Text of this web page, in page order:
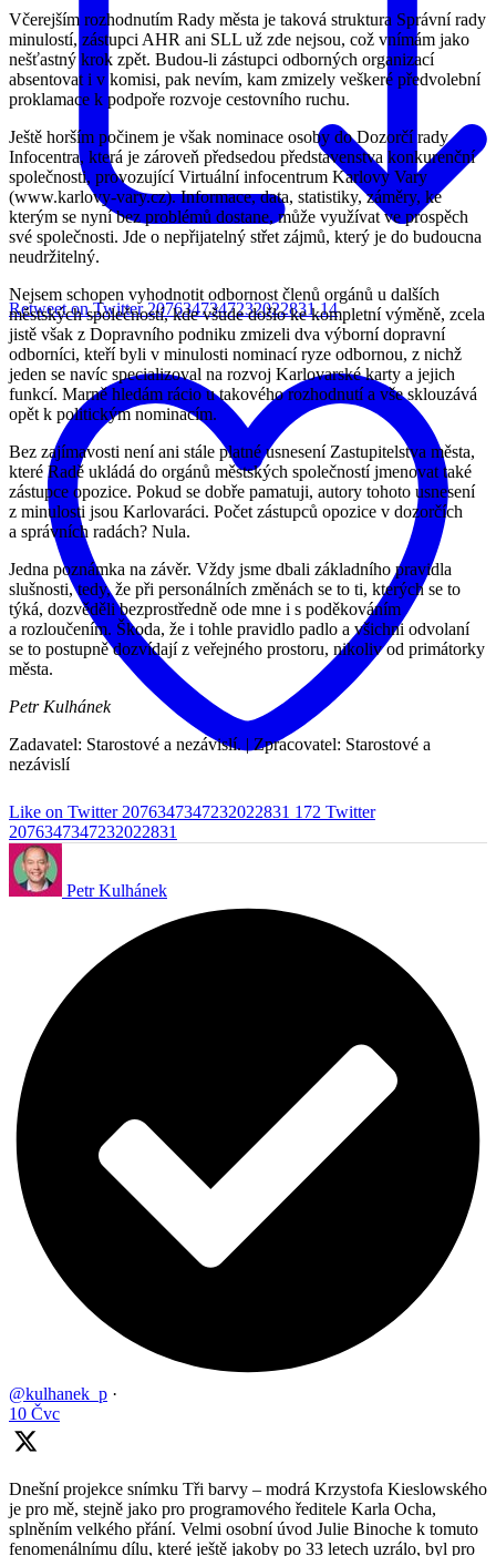
Retweet on Twitter 2076347347232022831 14
Like on Twitter 2076347347232022831 172 Twitter
2076347347232022831
Petr Kulhánek
@kulhanek_p ·
10 Čvc
Dnešní projekce snímku Tři barvy – modrá Krzystofa Kieslowského
je pro mě, stejně jako pro programového ředitele Karla Ocha,
splněním velkého přání. Velmi osobní úvod Julie Binoche k tomuto
fenomenálnímu dílu, které ještě jakoby po 33 letech uzrálo, byl pro
Včerejším rozhodnutím Rady města je taková struktura Správní rady
minulostí, zástupci AHR ani SLL už zde nejsou, což vnímám jako
nešťastný krok zpět. Budou-li zástupci odborných organizací
absentovat i v komisi, pak nevím, kam zmizely veškeré předvolební
proklamace k podpoře rozvoje cestovního ruchu.
Ještě horším počinem je však nominace osoby do Dozorčí rady
Infocentra, která je zároveň předsedou představenstva konkurenční
společnosti, provozující Virtuální infocentrum Karlovy Vary
(www.karlovy-vary.cz). Informace, data, statistiky, záměry, ke
kterým se nyní bez problémů dostane, může využívat ve prospěch
své společnosti. Jde o nepřijatelný střet zájmů, který je do budoucna
neudržitelný.
Nejsem schopen vyhodnotit odbornost členů orgánů u dalších
městských společností, kde všude došlo ke kompletní výměně, zcela
jistě však z Dopravního podniku zmizeli dva výborní dopravní
odborníci, kteří byli v minulosti nominací ryze odbornou, z nichž
jeden se navíc specializoval na rozvoj Karlovarské karty a jejich
funkcí. Marně hledám rácio u takového rozhodnutí a vše sklouzává
opět k politickým nominacím.
Bez zajímavosti není ani stále platné usnesení Zastupitelstva města,
které Radě ukládá do orgánů městských společností jmenovat také
zástupce opozice. Pokud se dobře pamatuji, autory tohoto usnesení
z minulosti jsou Karlovaráci. Počet zástupců opozice v dozorčích
a správních radách? Nula.
Jedna poznámka na závěr. Vždy jsme dbali základního pravidla
slušnosti, tedy, že při personálních změnách se to ti, kterých se to
týká, dozvěděli bezprostředně ode mne i s poděkováním
a rozloučením. Škoda, že i tohle pravidlo padlo a všichni odvolaní
se to postupně dozvídají z veřejného prostoru, nikoliv od primátorky
města.
Petr Kulhánek
Zadavatel: Starostové a nezávislí. | Zpracovatel: Starostové a
nezávislí